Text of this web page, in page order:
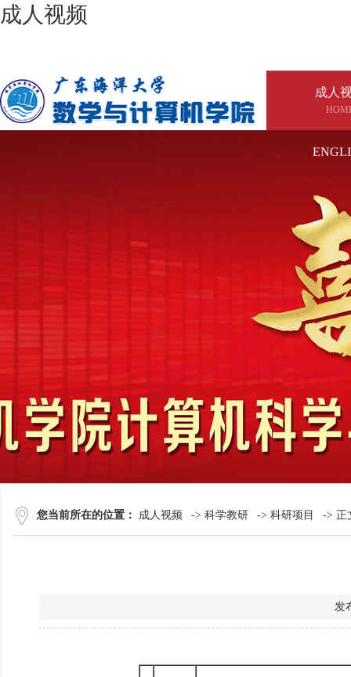
成人视频
成人
您当前所在的位置： 成人视频 -> 科学教研 -> 科研项目 -> 正
发